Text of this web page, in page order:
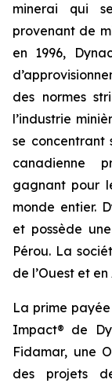
minerai qui
provenant de
en 1996,
des normes
l’industrie
se concentrant
canadienne
gagnant pour
monde entier.
et possède
Pérou. La
de l’Ouest et
La prime
Impact® de
Fidamar, une
des projets